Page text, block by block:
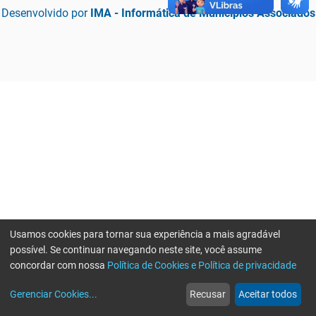
Desenvolvido por IMA - Informática de Municípios Associados
web
Notícias
more_horiz
Mais
Usamos cookies para tornar sua experiência a mais agradável
possível. Se continuar navegando neste site, você assume
concordar com nossa Política de Cookies e Política de privacidade
Gerenciar Cookies... Recusar Aceitar todos
Erro ao enviar informações, por favor tente novamente